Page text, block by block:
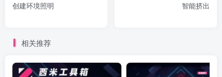
创建环境照明
智能挤出
相关推荐